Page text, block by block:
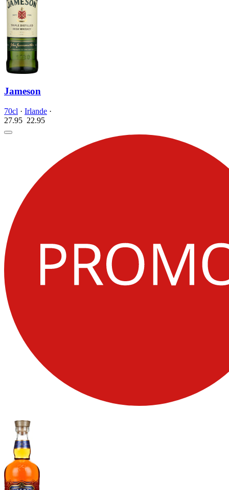
Jameson
70cl · Irlande ·
27.95 22.95